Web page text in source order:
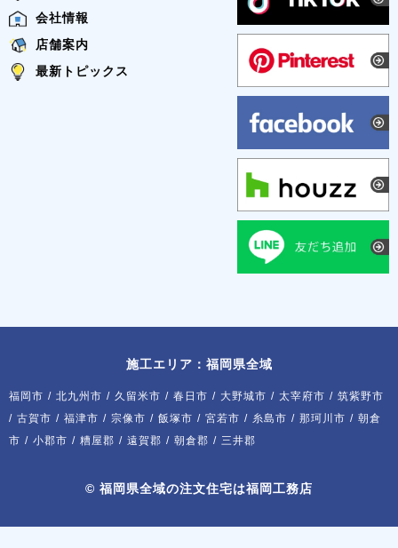
会社情報
店舗案内
最新トピックス
施工エリア：福岡県全域
福岡市 / 北九州市 / 久留米市 / 春日市 / 大野城市 / 太宰府市 / 筑紫野市
/ 古賀市 / 福津市 / 宗像市 / 飯塚市 / 宮若市 / 糸島市 / 那珂川市 / 朝倉
市 / 小郡市 / 糟屋郡 / 遠賀郡 / 朝倉郡 / 三井郡
© 福岡県全域の注文住宅は福岡工務店